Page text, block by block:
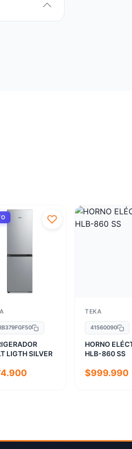
LIGTH SILVER
TEKA
41560090
HORNO
HLB-860 SS
$999.990